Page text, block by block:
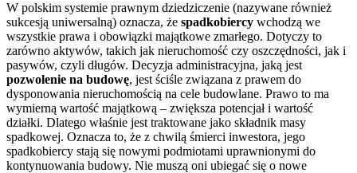
W polskim systemie prawnym dziedziczenie (nazywane również
sukcesją uniwersalną) oznacza, że spadkobiercy wchodzą we
wszystkie prawa i obowiązki majątkowe zmarłego. Dotyczy to
zarówno aktywów, takich jak nieruchomość czy oszczędności, jak i
pasywów, czyli długów. Decyzja administracyjna, jaką jest
pozwolenie na budowę, jest ściśle związana z prawem do
dysponowania nieruchomością na cele budowlane. Prawo to ma
wymierną wartość majątkową – zwiększa potencjał i wartość
działki. Dlatego właśnie jest traktowane jako składnik masy
spadkowej. Oznacza to, że z chwilą śmierci inwestora, jego
spadkobiercy stają się nowymi podmiotami uprawnionymi do
kontynuowania budowy. Nie muszą oni ubiegać się o nowe